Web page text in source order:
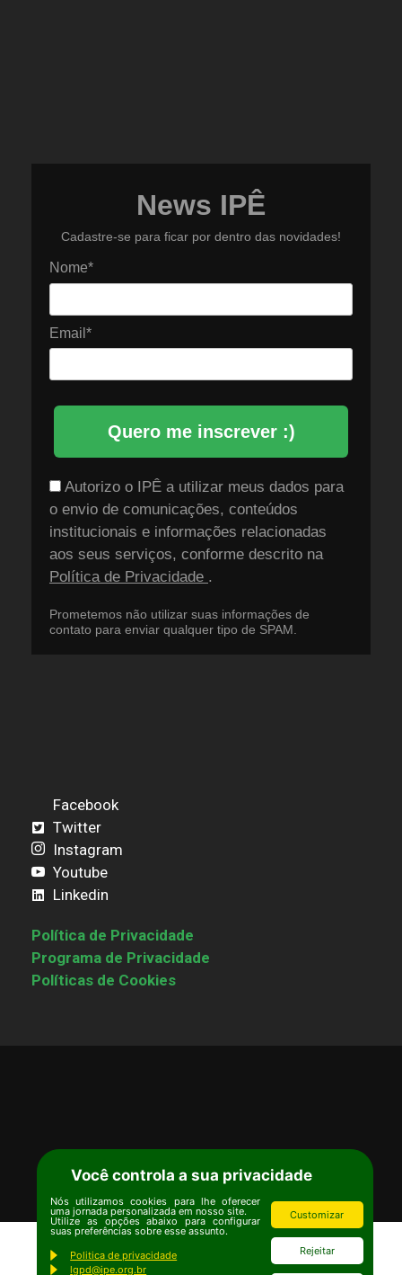
News IPÊ
Cadastre-se para ficar por dentro das novidades!
Nome*
Email*
Quero me inscrever :)
Autorizo o IPÊ a utilizar meus dados para
o envio de comunicações, conteúdos
institucionais e informações relacionadas
aos seus serviços, conforme descrito na
Política de Privacidade .
Prometemos não utilizar suas informações de
contato para enviar qualquer tipo de SPAM.
Facebook
Twitter
Instagram
Youtube
Linkedin
Política de Privacidade
Programa de Privacidade
Políticas de Cookies
(Inglês)
Você controla a sua privacidade
Nós utilizamos cookies para lhe oferecer
uma jornada personalizada em nosso site.
Utilize as opções abaixo para configurar
suas preferências sobre esse assunto.
Politica de privacidade
lgpd@ipe.org.br
Customizar
Rejeitar